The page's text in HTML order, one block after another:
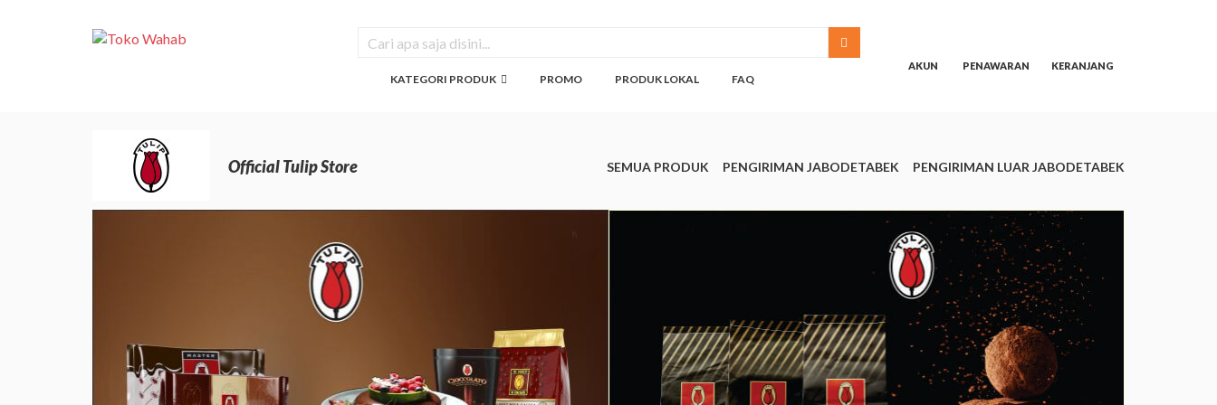
AKUN PENAWARAN KERANJANG
KATEGORI PRODUK PROMO PRODUK LOKAL FAQ
Official Tulip Store SEMUA PRODUK PENGIRIMAN JABODETABEK PENGIRIMAN LUAR JABODETABEK